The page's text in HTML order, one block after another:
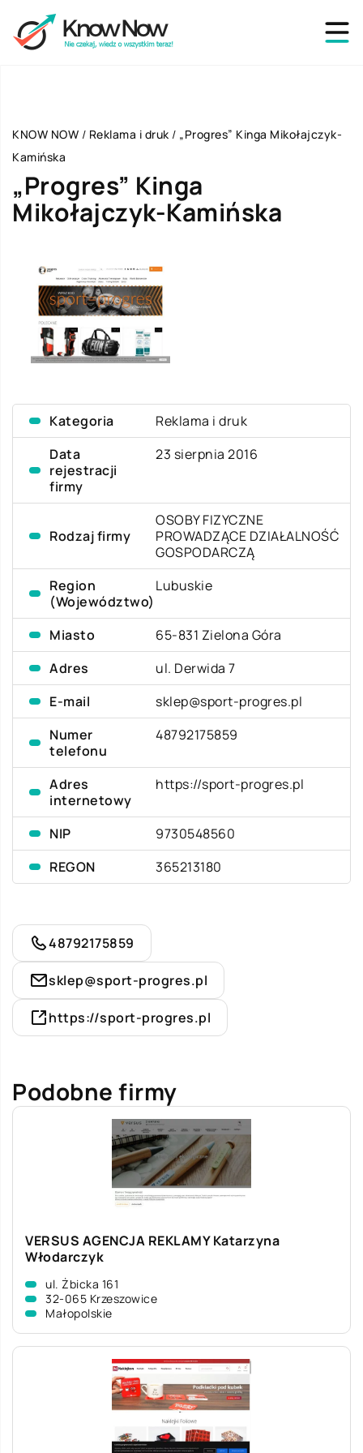
KNOW NOW / Reklama i druk / „Progres” Kinga Mikołajczyk-
Kamińska
„Progres” Kinga
Mikołajczyk-Kamińska
Kategoria
Reklama i druk
Data
rejestracji
firmy
23 sierpnia 2016
Rodzaj firmy
OSOBY FIZYCZNE
PROWADZĄCE DZIAŁALNOŚĆ
GOSPODARCZĄ
Region
(Województwo)
Lubuskie
Miasto
65-831 Zielona Góra
Adres
ul. Derwida 7
E-mail
sklep@sport-progres.pl
Numer
telefonu
48792175859
Adres
internetowy
https://sport-progres.pl
NIP
9730548560
REGON
365213180
48792175859
sklep@sport-progres.pl
https://sport-progres.pl
Podobne firmy
VERSUS AGENCJA REKLAMY Katarzyna
Włodarczyk
ul. Żbicka 161
32-065 Krzeszowice
Małopolskie